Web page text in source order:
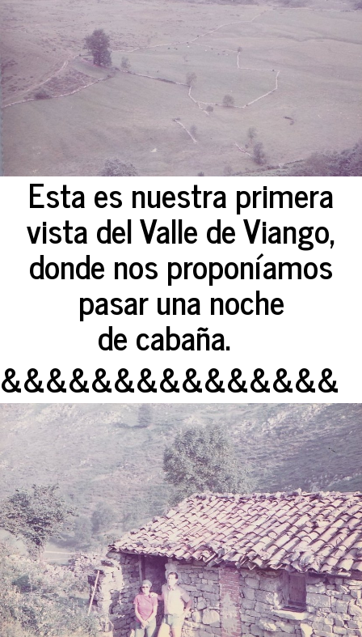
Esta es nuestra primera
vista del Valle de Viango,
donde nos proponíamos
pasar una noche
de cabaña.
&&&&&&&&&&&&&&&